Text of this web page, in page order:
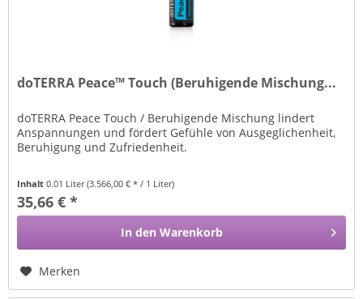
doTERRA Peace™ Touch (Beruhigende Mischung...
doTERRA Peace Touch / Beruhigende Mischung lindert
Anspannungen und fördert Gefühle von Ausgeglichenheit,
Beruhigung und Zufriedenheit.
Inhalt0.01 Liter(3.566,00 € * / 1 Liter)
35,66 € *
In den Warenkorb
Merken